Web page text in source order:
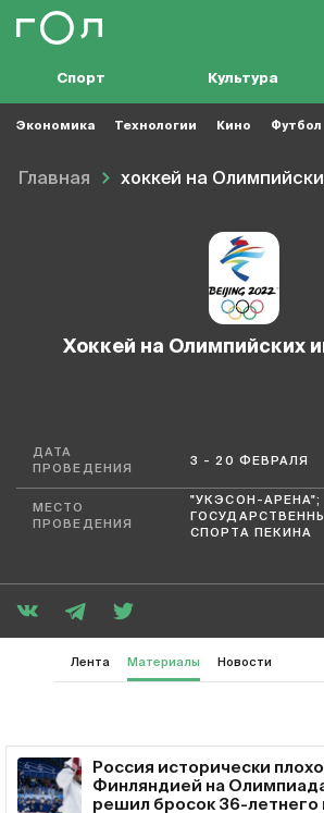
Спорт Культура
Экономика Технологии Кино Футбол
Главная хоккей на
хоккей на Олимпийских
ДАТА
ПРОВЕДЕНИЯ
3 - 20 ФЕВРАЛЯ
МЕСТО
ПРОВЕДЕНИЯ
"УКЭСОН-АРЕНА";
СПОРТА ПЕКИНА
Лента Материалы Новости
Россия исторически
Финляндией на
решил бросок 36-летнего